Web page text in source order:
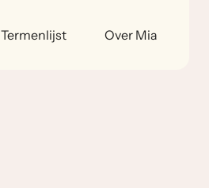
Termenlijst Over Mia